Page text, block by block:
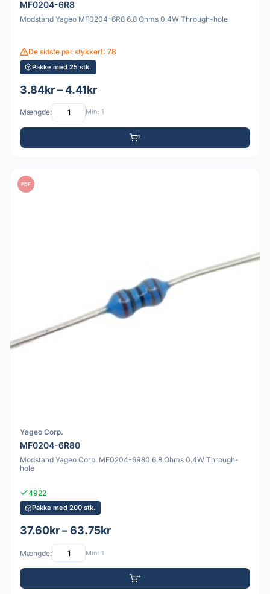
MF0204-6R8
Modstand Yageo MF0204-6R8 6.8 Ohms 0.4W Through-hole
De sidste par stykker!: 78
Pakke med 25 stk.
3.84kr – 4.41kr
Mængde: Min: 1
PDF
Yageo Corp.
MF0204-6R80
Modstand Yageo Corp. MF0204-6R80 6.8 Ohms 0.4W Through-
hole
4922
Pakke med 200 stk.
37.60kr – 63.75kr
Mængde: Min: 1